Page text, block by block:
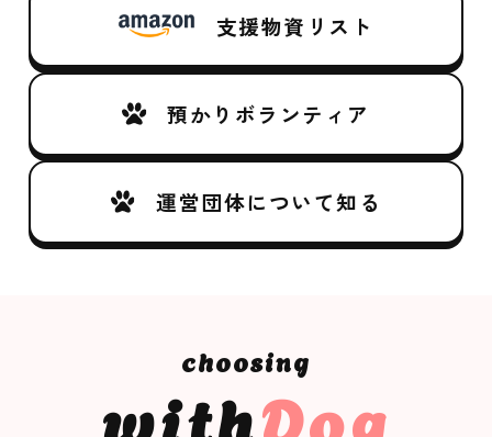
支援物資リスト
預かりボランティア
運営団体について知る